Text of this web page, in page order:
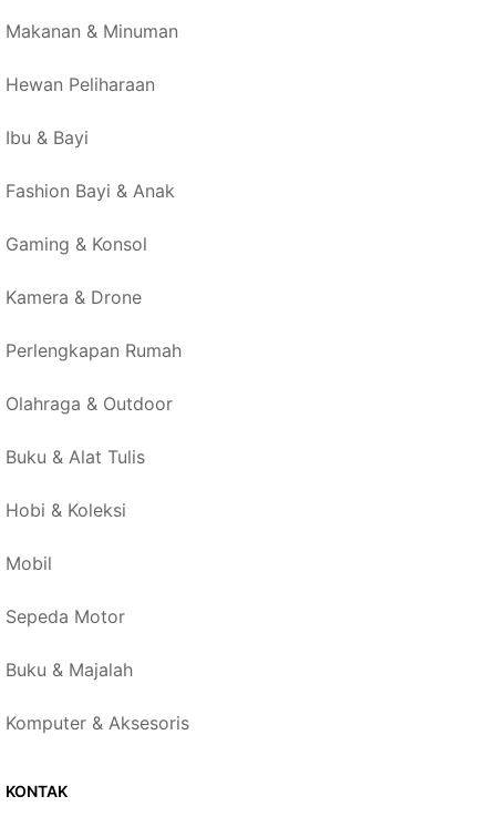
Makanan & Minuman
Hewan Peliharaan
Ibu & Bayi
Fashion Bayi & Anak
Gaming & Konsol
Kamera & Drone
Perlengkapan Rumah
Olahraga & Outdoor
Buku & Alat Tulis
Hobi & Koleksi
Mobil
Sepeda Motor
Buku & Majalah
Komputer & Aksesoris
KONTAK